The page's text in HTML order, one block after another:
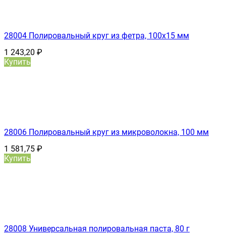
28004 Полировальный круг из фетра, 100x15 мм
1 243,20 ₽
Купить
28006 Полировальный круг из микроволокна, 100 мм
1 581,75 ₽
Купить
28008 Универсальная полировальная паста, 80 г